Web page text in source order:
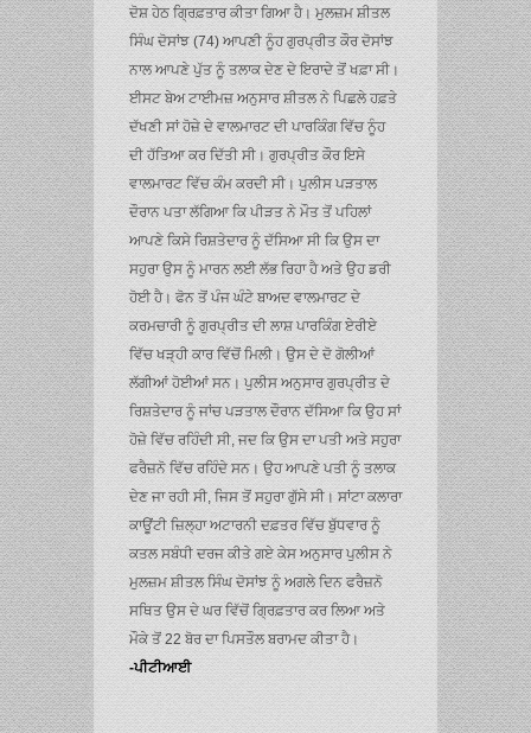
ਦੋਸ਼ ਹੇਠ ਗ੍ਰਿਫ਼ਤਾਰ ਕੀਤਾ ਗਿਆ ਹੈ। ਮੁਲਜ਼ਮ ਸ਼ੀਤਲ
ਸਿੰਘ ਦੋਸਾਂਝ (74) ਆਪਣੀ ਨੂੰਹ ਗੁਰਪ੍ਰੀਤ ਕੌਰ ਦੋਸਾਂਝ
ਨਾਲ ਆਪਣੇ ਪੁੱਤ ਨੂੰ ਤਲਾਕ ਦੇਣ ਦੇ ਇਰਾਦੇ ਤੋਂ ਖਫ਼ਾ ਸੀ।
ਈਸਟ ਬੇਅ ਟਾਈਮਜ਼ ਅਨੁਸਾਰ ਸ਼ੀਤਲ ਨੇ ਪਿਛਲੇ ਹਫ਼ਤੇ
ਦੱਖਣੀ ਸਾਂ ਹੋਜ਼ੇ ਦੇ ਵਾਲਮਾਰਟ ਦੀ ਪਾਰਕਿੰਗ ਵਿੱਚ ਨੂੰਹ
ਦੀ ਹੱਤਿਆ ਕਰ ਦਿੱਤੀ ਸੀ। ਗੁਰਪ੍ਰੀਤ ਕੌਰ ਇਸੇ
ਵਾਲਮਾਰਟ ਵਿੱਚ ਕੰਮ ਕਰਦੀ ਸੀ। ਪੁਲੀਸ ਪੜਤਾਲ
ਦੌਰਾਨ ਪਤਾ ਲੱਗਿਆ ਕਿ ਪੀੜਤ ਨੇ ਮੌਤ ਤੋਂ ਪਹਿਲਾਂ
ਆਪਣੇ ਕਿਸੇ ਰਿਸ਼ਤੇਦਾਰ ਨੂੰ ਦੱਸਿਆ ਸੀ ਕਿ ਉਸ ਦਾ
ਸਹੁਰਾ ਉਸ ਨੂੰ ਮਾਰਨ ਲਈ ਲੱਭ ਰਿਹਾ ਹੈ ਅਤੇ ਉਹ ਡਰੀ
ਹੋਈ ਹੈ। ਫੋਨ ਤੋਂ ਪੰਜ ਘੰਟੇ ਬਾਅਦ ਵਾਲਮਾਰਟ ਦੇ
ਕਰਮਚਾਰੀ ਨੂੰ ਗੁਰਪ੍ਰੀਤ ਦੀ ਲਾਸ਼ ਪਾਰਕਿੰਗ ਏਰੀਏ
ਵਿੱਚ ਖੜ੍ਹੀ ਕਾਰ ਵਿੱਚੋਂ ਮਿਲੀ। ਉਸ ਦੇ ਦੋ ਗੋਲੀਆਂ
ਲੱਗੀਆਂ ਹੋਈਆਂ ਸਨ। ਪੁਲੀਸ ਅਨੁਸਾਰ ਗੁਰਪ੍ਰੀਤ ਦੇ
ਰਿਸ਼ਤੇਦਾਰ ਨੂੰ ਜਾਂਚ ਪੜਤਾਲ ਦੌਰਾਨ ਦੱਸਿਆ ਕਿ ਉਹ ਸਾਂ
ਹੋਜ਼ੇ ਵਿੱਚ ਰਹਿੰਦੀ ਸੀ, ਜਦ ਕਿ ਉਸ ਦਾ ਪਤੀ ਅਤੇ ਸਹੁਰਾ
ਫਰੈਜ਼ਨੋ ਵਿੱਚ ਰਹਿੰਦੇ ਸਨ। ਉਹ ਆਪਣੇ ਪਤੀ ਨੂੰ ਤਲਾਕ
ਦੇਣ ਜਾ ਰਹੀ ਸੀ, ਜਿਸ ਤੋਂ ਸਹੁਰਾ ਗੁੱਸੇ ਸੀ। ਸਾਂਟਾ ਕਲਾਰਾ
ਕਾਊਂਟੀ ਜ਼ਿਲ੍ਹਾ ਅਟਾਰਨੀ ਦਫ਼ਤਰ ਵਿੱਚ ਬੁੱਧਵਾਰ ਨੂੰ
ਕਤਲ ਸਬੰਧੀ ਦਰਜ ਕੀਤੇ ਗਏ ਕੇਸ ਅਨੁਸਾਰ ਪੁਲੀਸ ਨੇ
ਮੁਲਜ਼ਮ ਸ਼ੀਤਲ ਸਿੰਘ ਦੋਸਾਂਝ ਨੂੰ ਅਗਲੇ ਦਿਨ ਫਰੈਜ਼ਨੋ
ਸਥਿਤ ਉਸ ਦੇ ਘਰ ਵਿੱਚੋਂ ਗ੍ਰਿਫ਼ਤਾਰ ਕਰ ਲਿਆ ਅਤੇ
ਮੌਕੇ ਤੋਂ 22 ਬੋਰ ਦਾ ਪਿਸਤੌਲ ਬਰਾਮਦ ਕੀਤਾ ਹੈ।
-ਪੀਟੀਆਈ